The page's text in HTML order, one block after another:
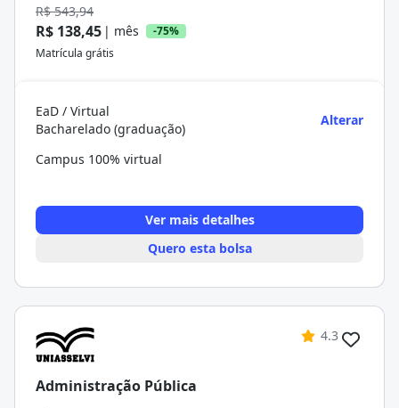
R$ 543,94
R$ 138,45 | mês
-75%
Matrícula grátis
EaD / Virtual
Bacharelado (graduação)
Alterar
Campus 100% virtual
Ver mais detalhes
Quero esta bolsa
4.3
Administração Pública